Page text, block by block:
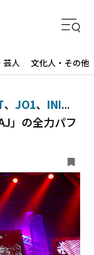
芸人 文化人・その他
、 JO1、 INI...
」の全力パフ